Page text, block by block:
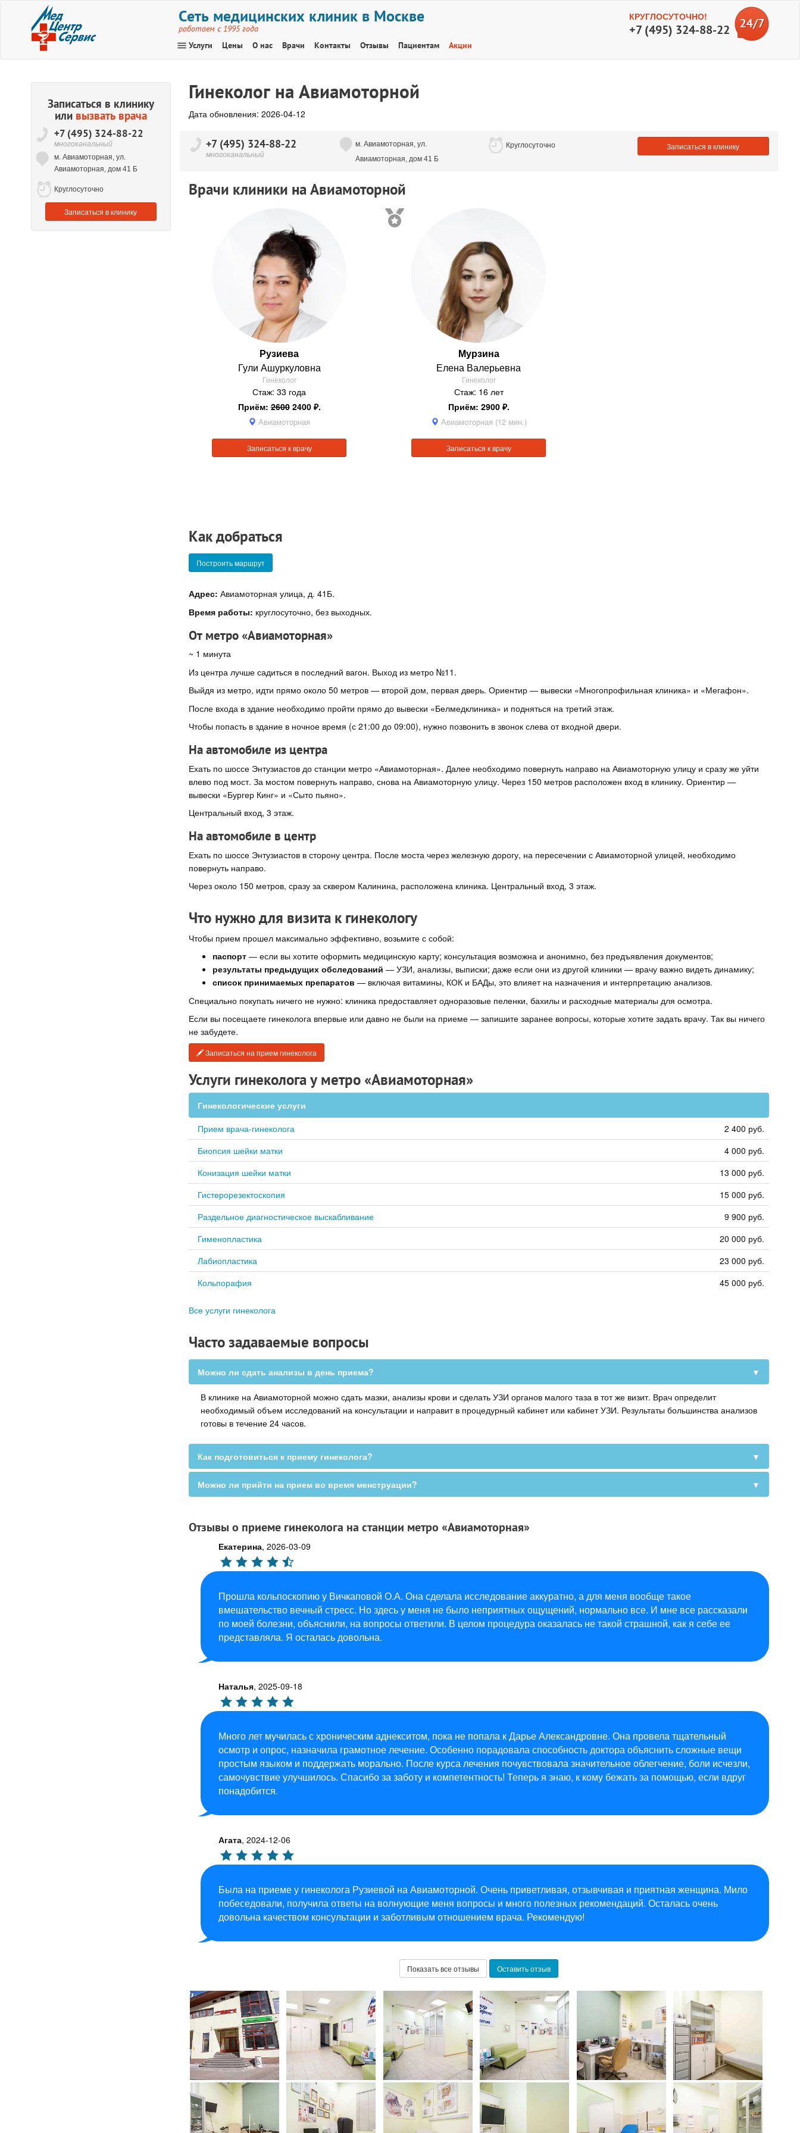
КРУГЛОСУТОЧНО!
+7 (495) 324-88-22
Сеть медицинских клиник в Москве
работаем с 1995 года
menu Услуги Цены О нас Врачи Контакты Отзывы Пациентам Акции
Гинеколог на Авиамоторной
Дата обновления: 2026-04-12
+7 (495) 324-88-22
многоканальный
м. Авиамоторная, ул.
Авиамоторная, дом 41 Б
Круглосуточно Записаться в клинику
Врачи клиники на Авиамоторной
Рузиева
Гули Ашуркуловна
Гинеколог
Стаж: 33 года
Приём:26002400 ₽.
Авиамоторная
Записаться к врачу
Мурзина
Елена Валерьевна
Гинеколог
Стаж: 16 лет
Приём: 2900 ₽.
Авиамоторная (12 мин.)
Записаться к врачу
Как добраться
Построить маршрут
Адрес: Авиамоторная улица, д. 41Б.
Время работы: круглосуточно, без выходных.
От метро «Авиамоторная»
~ 1 минута
Из центра лучше садиться в последний вагон. Выход из метро №11.
Выйдя из метро, идти прямо около 50 метров — второй дом, первая дверь. Ориентир — вывески «Многопрофильная клиника» и «Мегафон».
После входа в здание необходимо пройти прямо до вывески «Белмедклиника» и подняться на третий этаж.
Чтобы попасть в здание в ночное время (с 21:00 до 09:00), нужно позвонить в звонок слева от входной двери.
На автомобиле из центра
Ехать по шоссе Энтузиастов до станции метро «Авиамоторная». Далее необходимо повернуть направо на Авиамоторную улицу и сразу же уйти
влево под мост. За мостом повернуть направо, снова на Авиамоторную улицу. Через 150 метров расположен вход в клинику. Ориентир —
вывески «Бургер Кинг» и «Сыто пьяно».
Центральный вход, 3 этаж.
На автомобиле в центр
Ехать по шоссе Энтузиастов в сторону центра. После моста через железную дорогу, на пересечении с Авиамоторной улицей, необходимо
повернуть направо.
Через около 150 метров, сразу за сквером Калинина, расположена клиника. Центральный вход, 3 этаж.
Что нужно для визита к гинекологу
Чтобы прием прошел максимально эффективно, возьмите с собой:
паспорт— если вы хотите оформить медицинскую карту; консультация возможна и анонимно, без предъявления документов;
результаты предыдущих обследований — УЗИ, анализы, выписки; даже если они из другой клиники — врачу важно видеть динамику;
список принимаемых препаратов — включая витамины, КОК и БАДы, это влияет на назначения и интерпретацию анализов.
Специально покупать ничего не нужно: клиника предоставляет одноразовые пеленки, бахилы и расходные материалы для осмотра.
Если вы посещаете гинеколога впервые или давно не были на приеме — запишите заранее вопросы, которые хотите задать врачу. Так вы ничего
не забудете.
Записаться на прием гинеколога
Услуги гинеколога у метро «Авиамоторная»
Гинекологические услуги
Прием врача-гинеколога
2 400 руб.
Биопсия шейки матки
4 000 руб.
Конизация шейки матки
13 000 руб.
Гистерорезектоскопия
15 000 руб.
Раздельное диагностическое выскабливание
9 900 руб.
Гименопластика
20 000 руб.
Лабиопластика
23 000 руб.
Кольпорафия
45 000 руб.
Все услуги гинеколога
Часто задаваемые вопросы
Можно ли сдать анализы в день приема? ▼
В клинике на Авиамоторной можно сдать мазки, анализы крови и сделать УЗИ органов малого таза в тот же визит. Врач определит
необходимый объем исследований на консультации и направит в процедурный кабинет или кабинет УЗИ. Результаты большинства анализов
готовы в течение 24 часов.
Как подготовиться к приему гинеколога? ▼
Можно ли прийти на прием во время менструации? ▼
Отзывы о приеме гинеколога на станции метро «Авиамоторная»
Екатерина, 2026-03-09
Прошла кольпоскопию у Вичкаповой О.А. Она сделала исследование аккуратно, а для меня вообще такое
вмешательство вечный стресс. Но здесь у меня не было неприятных ощущений, нормально все. И мне все рассказали
по моей болезни, объяснили, на вопросы ответили. В целом процедура оказалась не такой страшной, как я себе ее
представляла. Я осталась довольна.
Наталья, 2025-09-18
Много лет мучилась с хроническим аднекситом, пока не попала к Дарье Александровне. Она провела тщательный
осмотр и опрос, назначила грамотное лечение. Особенно порадовала способность доктора объяснить сложные вещи
простым языком и поддержать морально. После курса лечения почувствовала значительное облегчение, боли исчезли,
самочувствие улучшилось. Спасибо за заботу и компетентность! Теперь я знаю, к кому бежать за помощью, если вдруг
понадобится.
Агата, 2024-12-06
Была на приеме у гинеколога Рузиевой на Авиамоторной. Очень приветливая, отзывчивая и приятная женщина. Мило
побеседовали, получила ответы на волнующие меня вопросы и много полезных рекомендаций. Осталась очень
довольна качеством консультации и заботливым отношением врача. Рекомендую!
Показать все отзывы Оставить отзыв
Записаться в клинику
или вызвать врача
+7 (495) 324-88-22
многоканальный
м. Авиамоторная, ул.
Авиамоторная, дом 41 Б
Круглосуточно
Записаться в клинику